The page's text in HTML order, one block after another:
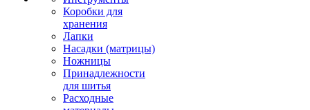
Коробки для
хранения
Лапки
Насадки (матрицы)
Ножницы
Принадлежности
для шитья
Расходные